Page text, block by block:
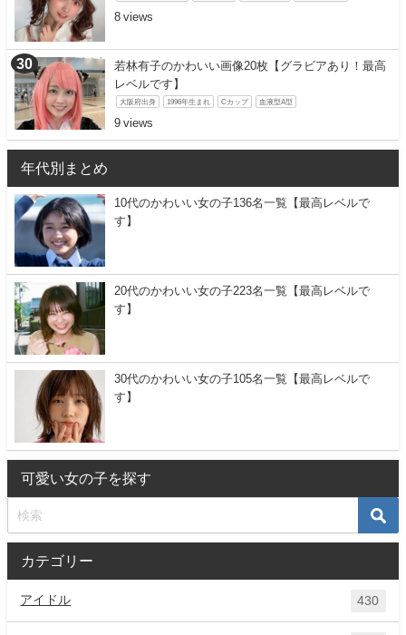
8
若林有子のかわいい画像20枚【グラビアあり！最高
レベルです】
大阪府出身 1996年生まれ Cカップ 血液型A型
9
年代別まとめ
10代のかわいい女の子136名一覧【最高レベルで
す】
20代のかわいい女の子223名一覧【最高レベルで
す】
30代のかわいい女の子105名一覧【最高レベルで
す】
可愛い女の子を探す
カテゴリー
アイドル 430